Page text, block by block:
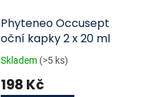
Phyteneo Occusept
oční kapky 2 x 20 ml
Skladem (>5 ks)
198 Kč